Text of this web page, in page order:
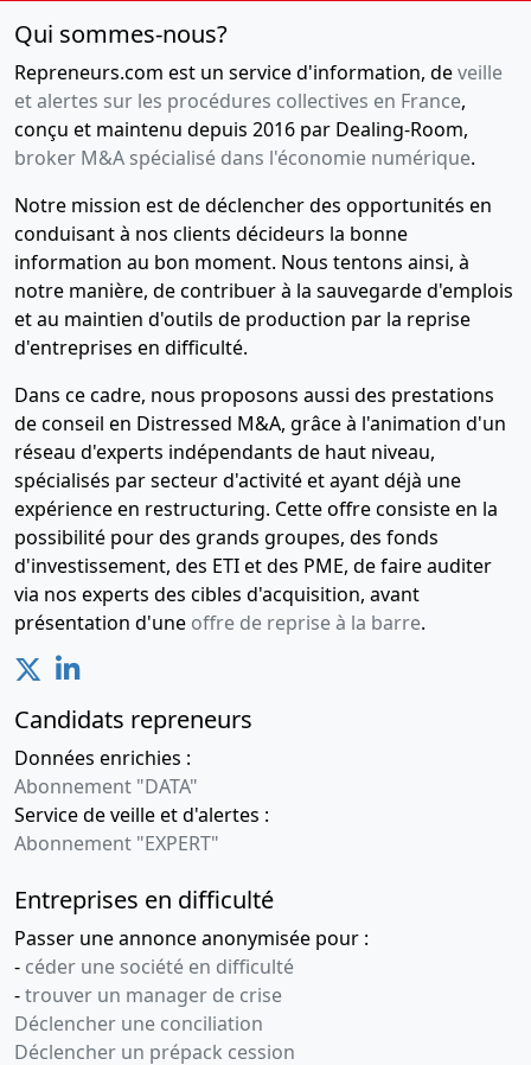
Qui sommes-nous?
Repreneurs.com est un service d'information, deveille
et alertes sur les procédures collectives en France,
conçu et maintenu depuis 2016 par Dealing-Room,
broker M&A spécialisé dans l'économie numérique.
Notre mission est de déclencher des opportunités en
conduisant à nos clients décideurs la bonne
information au bon moment. Nous tentons ainsi, à
notre manière, de contribuer à la sauvegarde d'emplois
et au maintien d'outils de production par la reprise
d'entreprises en difficulté.
Dans ce cadre, nous proposons aussi des prestations
de conseil en Distressed M&A, grâce à l'animation d'un
réseau d'experts indépendants de haut niveau,
spécialisés par secteur d'activité et ayant déjà une
expérience en restructuring. Cette offre consiste en la
possibilité pour des grands groupes, des fonds
d'investissement, des ETI et des PME, de faire auditer
via nos experts des cibles d'acquisition, avant
présentation d'une offre de reprise à la barre.
Candidats repreneurs
Données enrichies :
Abonnement "DATA"
Service de veille et d'alertes :
Abonnement "EXPERT"
Entreprises en difficulté
Passer une annonce anonymisée pour :
- céder une société en difficulté
-trouver un manager de crise
Déclencher une conciliation
Déclencher un prépack cession